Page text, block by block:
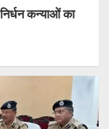
कन्याओं का